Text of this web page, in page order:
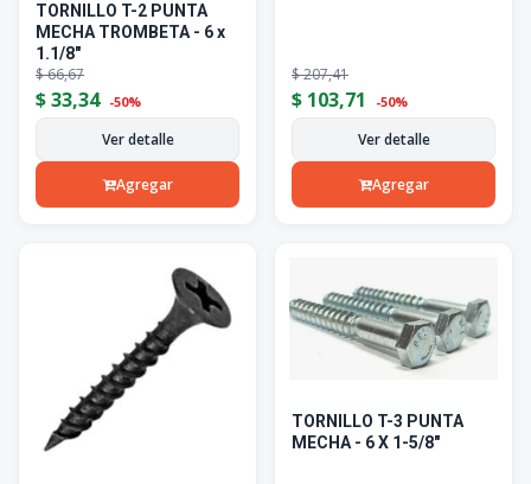
TORNILLO T-2 PUNTA
MECHA TROMBETA - 6 x
1.1/8"
$66,67
$33,34 -50%
Ver detalle
Agregar
$207,41
$ 103,71 -50%
Ver detalle
Agregar
TORNILLO T-3 PUNTA
MECHA - 6 X 1-5/8"